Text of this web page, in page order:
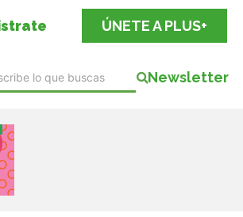
ÚNETE A PLUS+
Newsletter